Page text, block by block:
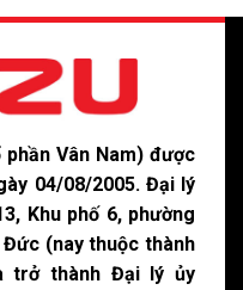
Vân Nam) được
04/08/2005. Đại lý
Khu phố 6, phường
Đức (nay thuộc thành
trở thành Đại lý ủy